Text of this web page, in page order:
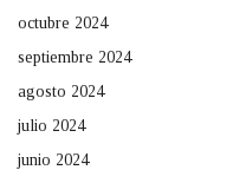
octubre 2024
septiembre 2024
agosto 2024
julio 2024
junio 2024